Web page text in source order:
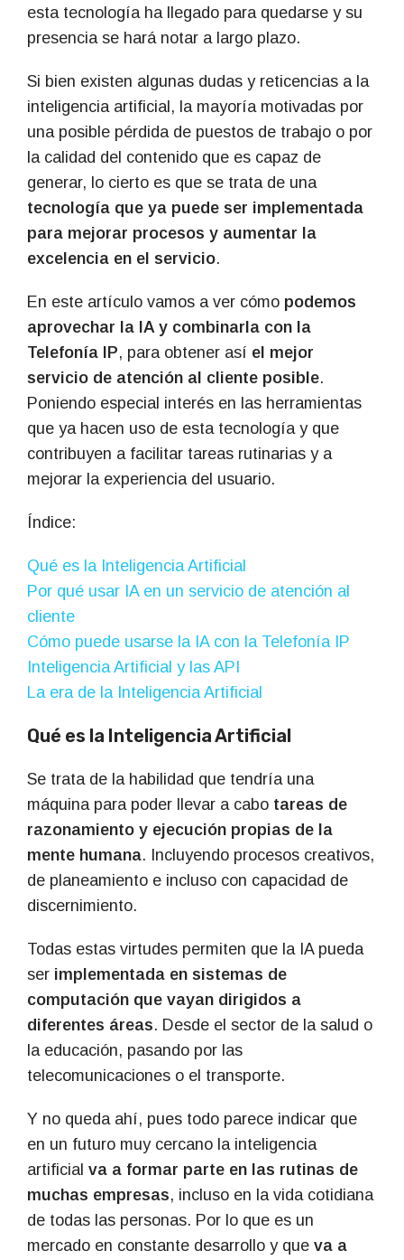
esta tecnología ha llegado para quedarse y su
presencia se hará notar a largo plazo.
Si bien existen algunas dudas y reticencias a la
inteligencia artificial, la mayoría motivadas por
una posible pérdida de puestos de trabajo o por
la calidad del contenido que es capaz de
generar, lo cierto es que se trata de una
tecnología que ya puede ser implementada
para mejorar procesos y aumentar la
excelencia en el servicio.
En este artículo vamos a ver cómo podemos
aprovechar la IA y combinarla con la
Telefonía IP, para obtener así el mejor
servicio de atención al cliente posible.
Poniendo especial interés en las herramientas
que ya hacen uso de esta tecnología y que
contribuyen a facilitar tareas rutinarias y a
mejorar la experiencia del usuario.
Índice:
Qué es la Inteligencia Artificial
Por qué usar IA en un servicio de atención al
cliente
Cómo puede usarse la IA con la Telefonía IP
Inteligencia Artificial y las API
La era de la Inteligencia Artificial
Qué es la Inteligencia Artificial
Se trata de la habilidad que tendría una
máquina para poder llevar a cabo tareas de
razonamiento y ejecución propias de la
mente humana. Incluyendo procesos creativos,
de planeamiento e incluso con capacidad de
discernimiento.
Todas estas virtudes permiten que la IA pueda
ser implementada en sistemas de
computación que vayan dirigidos a
diferentes áreas. Desde el sector de la salud o
la educación, pasando por las
telecomunicaciones o el transporte.
Y no queda ahí, pues todo parece indicar que
en un futuro muy cercano la inteligencia
artificial va a formar parte en las rutinas de
muchas empresas, incluso en la vida cotidiana
de todas las personas. Por lo que es un
mercado en constante desarrollo y que va a